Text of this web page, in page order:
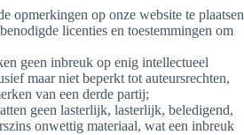
opmerkingen op onze website te plaatsen
licenties en toestemmingen om
geen inbreuk op enig intellectueel
maar niet beperkt tot auteursrechten,
van een derde partij;
geen lasterlijk, lasterlijk, beledigend,
onwettig materiaal, wat een inbreuk